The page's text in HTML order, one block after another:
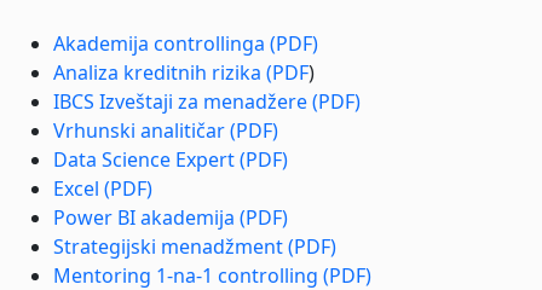
Akademija controllinga (PDF)
Analiza kreditnih rizika (PDF)
IBCS Izveštaji za menadžere (PDF)
Vrhunski analitičar (PDF)
Data Science Expert (PDF)
Excel (PDF)
Power BI akademija (PDF)
Strategijski menadžment (PDF)
Mentoring 1-na-1 controlling (PDF)